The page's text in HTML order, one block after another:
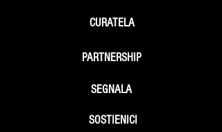
SEGNALA
SOSTIENICI
PARTNERSHIP
CURATELA